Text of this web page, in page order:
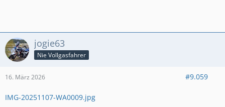
wer nie vom Regen gewaschen,
wer nie von der Sonne getrocknet,
wer nie vom Frost gebeutelt,
wer nie vom Chrom geblendet wurde,
der wird es nie verstehen, was Motorradfahren bedeutet
jogie63
Nie Vollgasfahrer
16. März 2026 #9.059
IMG-20251107-WA0009.jpg